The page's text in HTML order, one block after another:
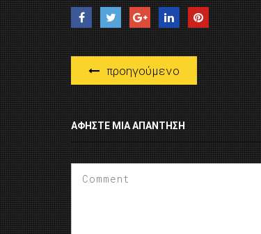
προηγούμενο
ΑΦΉΣΤΕ ΜΙΑ ΑΠΆΝΤΗΣΗ